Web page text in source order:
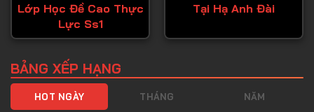
Lớp Học Đề Cao Thực
Lực Ss1
Tại Hạ Anh Đài
BẢNG XẾP HẠNG
HOT NGÀY THÁNG NĂM